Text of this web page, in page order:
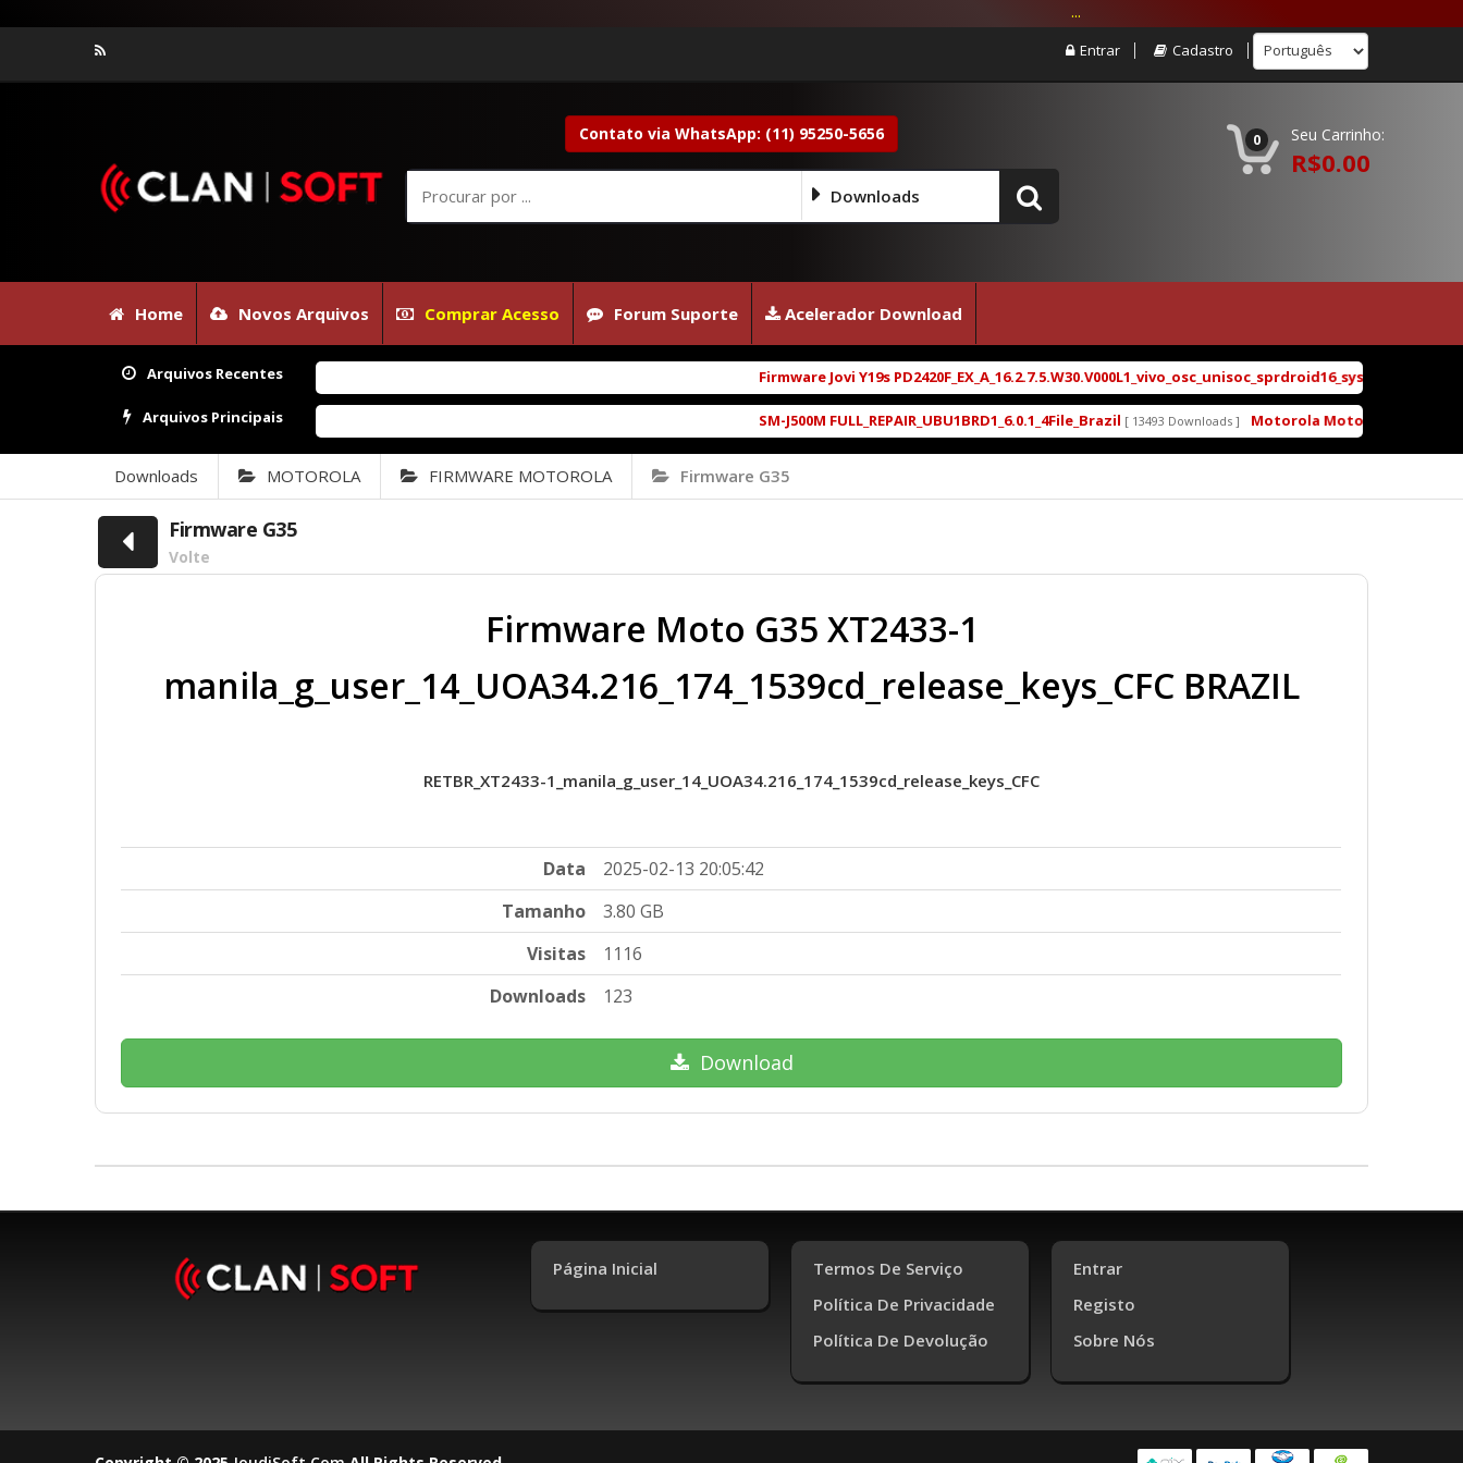
Entrar Cadastro
Contato via WhatsApp: (11) 95250-5656
Downloads
0 Seu Carrinho:
R$0.00
Home Novos Arquivos Comprar Acesso Forum Suporte Acelerador Download
Arquivos Recentes Firmware Jovi Y19s
Arquivos Principais SM-J500M FULL_REPAIR_UBU1BRD1_6.0.1_4File_Brazil [ 13493 Downloads ] Motorola Moto G5 XT1672 XT1671
Downloads MOTOROLA FIRMWARE MOTOROLA Firmware G35
Firmware G35
Volte
Firmware Moto G35 XT2433-1
manila_g_user_14_UOA34.216_174_1539cd_release_keys_CFC BRAZIL
RETBR_XT2433-1_manila_g_user_14_UOA34.216_174_1539cd_release_keys_CFC
Data
2025-02-13 20:05:42
Tamanho
3.80 GB
Visitas
1116
Downloads
123
Download
Página Inicial
Termos De Serviço
Política De Privacidade
Política De Devolução
Entrar
Registo
Sobre Nós